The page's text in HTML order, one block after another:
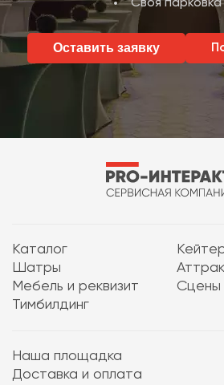
Своя парковка
Оставить заявку
Каталог
Шатры
Мебель и реквизит
Сцены
Тимбилдинг
Наша площадка
Доставка и оплата